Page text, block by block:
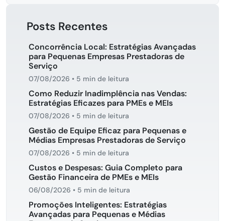
Posts Recentes
Concorrência Local: Estratégias Avançadas
para Pequenas Empresas Prestadoras de
Serviço
07/08/2026 • 5 min de leitura
Como Reduzir Inadimplência nas Vendas:
Estratégias Eficazes para PMEs e MEIs
07/08/2026 • 5 min de leitura
Gestão de Equipe Eficaz para Pequenas e
Médias Empresas Prestadoras de Serviço
07/08/2026 • 5 min de leitura
Custos e Despesas: Guia Completo para
Gestão Financeira de PMEs e MEIs
06/08/2026 • 5 min de leitura
Promoções Inteligentes: Estratégias
Avançadas para Pequenas e Médias